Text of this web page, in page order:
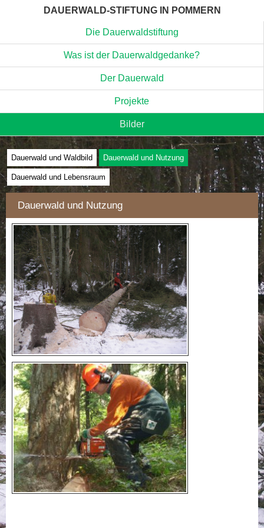
DAUERWALD-STIFTUNG IN POMMERN
Die Dauerwaldstiftung
Was ist der Dauerwaldgedanke?
Der Dauerwald
Projekte
Bilder
Dauerwald und Waldbild Dauerwald und Nutzung
Dauerwald und Lebensraum
Dauerwald und Nutzung